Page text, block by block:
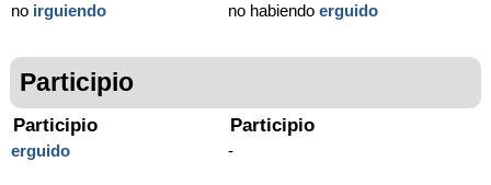
no irguiendo no habiendoerguido
Participio
Participio
erguido
Participio
-